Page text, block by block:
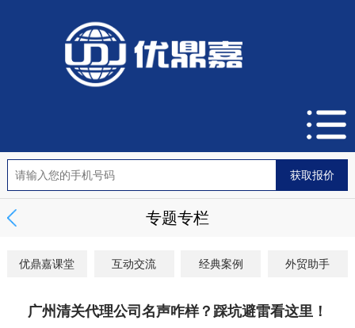
专题专栏
优鼎嘉课堂 互动交流 经典案例 外贸助手
广州清关代理公司名声咋样？踩坑避雷看这里！